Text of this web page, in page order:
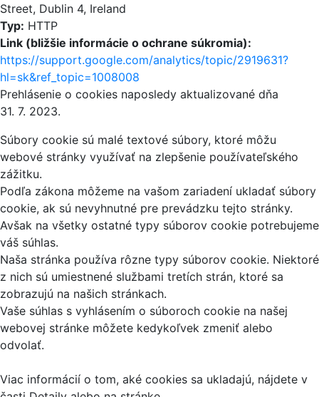
Street, Dublin 4, Ireland
Typ: HTTP
Link (bližšie informácie o ochrane súkromia):
https://support.google.com/analytics/topic/2919631?
hl=sk&ref_topic=1008008
Prehlásenie o cookies naposledy aktualizované dňa
31. 7. 2023.
Súbory cookie sú malé textové súbory, ktoré môžu
webové stránky využívať na zlepšenie používateľského
zážitku.
Podľa zákona môžeme na vašom zariadení ukladať súbory
cookie, ak sú nevyhnutné pre prevádzku tejto stránky.
Avšak na všetky ostatné typy súborov cookie potrebujeme
váš súhlas.
Naša stránka používa rôzne typy súborov cookie. Niektoré
z nich sú umiestnené službami tretích strán, ktoré sa
zobrazujú na našich stránkach.
Vaše súhlas s vyhlásením o súboroch cookie na našej
webovej stránke môžete kedykoľvek zmeniť alebo
odvolať.
Viac informácií o tom, aké cookies sa ukladajú, nájdete v